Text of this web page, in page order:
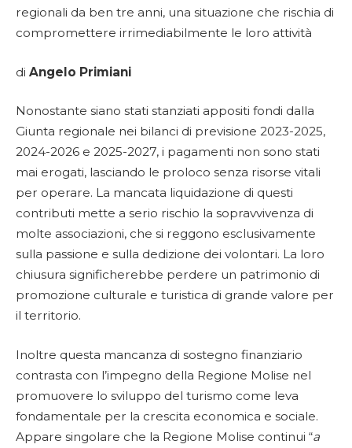
regionali da ben tre anni, una situazione che rischia di
compromettere irrimediabilmente le loro attività
di Angelo Primiani
Nonostante siano stati stanziati appositi fondi dalla
Giunta regionale nei bilanci di previsione 2023-2025,
2024-2026 e 2025-2027, i pagamenti non sono stati
mai erogati, lasciando le proloco senza risorse vitali
per operare. La mancata liquidazione di questi
contributi mette a serio rischio la sopravvivenza di
molte associazioni, che si reggono esclusivamente
sulla passione e sulla dedizione dei volontari. La loro
chiusura significherebbe perdere un patrimonio di
promozione culturale e turistica di grande valore per
il territorio.
Inoltre questa mancanza di sostegno finanziario
contrasta con l’impegno della Regione Molise nel
promuovere lo sviluppo del turismo come leva
fondamentale per la crescita economica e sociale.
Appare singolare che la Regione Molise continui “a